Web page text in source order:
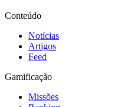
Conteúdo
Notícias
Artigos
Feed
Gamificação
Missões